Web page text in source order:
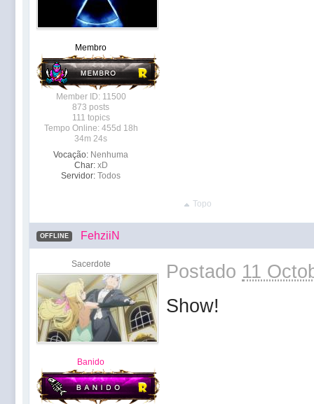
Membro
Member ID: 11500
873 posts
111 topics
Tempo Online: 455d 18h
34m 24s
Vocação: Nenhuma
Char: xD
Servidor: Todos
Topo
OFFLINE FehziiN
Sacerdote
Banido
Postado 11
Show!